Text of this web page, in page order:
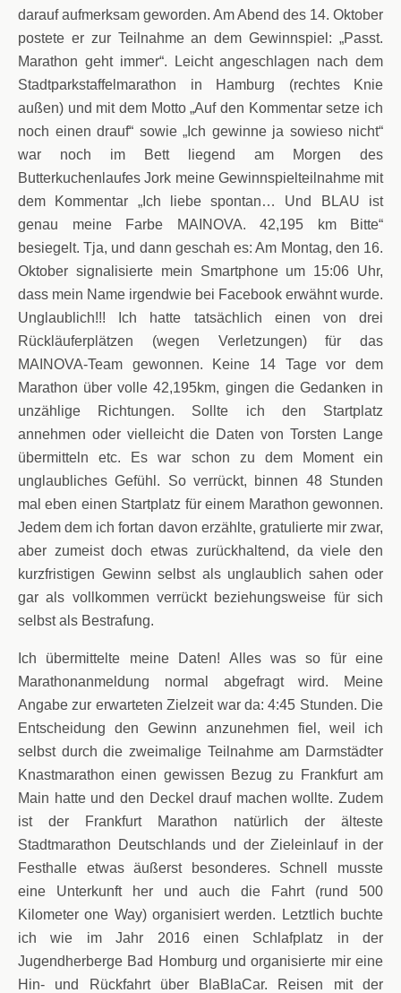
darauf aufmerksam geworden. Am Abend des 14. Oktober
postete er zur Teilnahme an dem Gewinnspiel: „Passt.
Marathon geht immer“. Leicht angeschlagen nach dem
Stadtparkstaffelmarathon in Hamburg (rechtes Knie
außen) und mit dem Motto „Auf den Kommentar setze ich
noch einen drauf“ sowie „Ich gewinne ja sowieso nicht“
war noch im Bett liegend am Morgen des
Butterkuchenlaufes Jork meine Gewinnspielteilnahme mit
dem Kommentar „Ich liebe spontan… Und BLAU ist
genau meine Farbe MAINOVA. 42,195 km Bitte“
besiegelt. Tja, und dann geschah es: Am Montag, den 16.
Oktober signalisierte mein Smartphone um 15:06 Uhr,
dass mein Name irgendwie bei Facebook erwähnt wurde.
Unglaublich!!! Ich hatte tatsächlich einen von drei
Rückläuferplätzen (wegen Verletzungen) für das
MAINOVA-Team gewonnen. Keine 14 Tage vor dem
Marathon über volle 42,195km, gingen die Gedanken in
unzählige Richtungen. Sollte ich den Startplatz
annehmen oder vielleicht die Daten von Torsten Lange
übermitteln etc. Es war schon zu dem Moment ein
unglaubliches Gefühl. So verrückt, binnen 48 Stunden
mal eben einen Startplatz für einem Marathon gewonnen.
Jedem dem ich fortan davon erzählte, gratulierte mir zwar,
aber zumeist doch etwas zurückhaltend, da viele den
kurzfristigen Gewinn selbst als unglaublich sahen oder
gar als vollkommen verrückt beziehungsweise für sich
selbst als Bestrafung.
Ich übermittelte meine Daten! Alles was so für eine
Marathonanmeldung normal abgefragt wird. Meine
Angabe zur erwarteten Zielzeit war da: 4:45 Stunden. Die
Entscheidung den Gewinn anzunehmen fiel, weil ich
selbst durch die zweimalige Teilnahme am Darmstädter
Knastmarathon einen gewissen Bezug zu Frankfurt am
Main hatte und den Deckel drauf machen wollte. Zudem
ist der Frankfurt Marathon natürlich der älteste
Stadtmarathon Deutschlands und der Zieleinlauf in der
Festhalle etwas äußerst besonderes. Schnell musste
eine Unterkunft her und auch die Fahrt (rund 500
Kilometer one Way) organisiert werden. Letztlich buchte
ich wie im Jahr 2016 einen Schlafplatz in der
Jugendherberge Bad Homburg und organisierte mir eine
Hin- und Rückfahrt über BlaBlaCar. Reisen mit der